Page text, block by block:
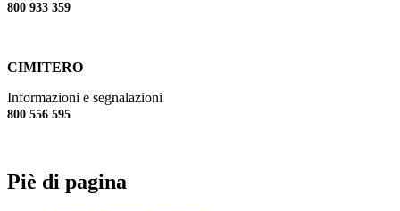
800 933 359
CIMITERO
Informazioni e segnalazioni
800 556 595
Piè di pagina